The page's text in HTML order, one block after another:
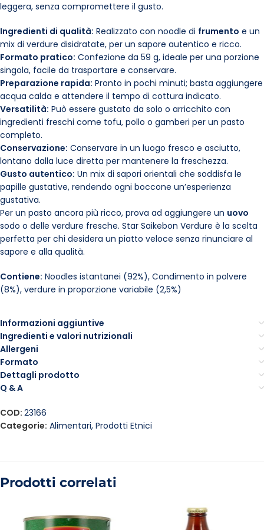
leggera, senza compromettere il gusto.
Ingredienti di qualità: Realizzato con noodle di frumento e un
mix di verdure disidratate, per un sapore autentico e ricco.
Formato pratico: Confezione da 59 g, ideale per una porzione
singola, facile da trasportare e conservare.
Preparazione rapida: Pronto in pochi minuti; basta aggiungere
acqua calda e attendere il tempo di cottura indicato.
Versatilità: Può essere gustato da solo o arricchito con
ingredienti freschi come tofu, pollo o gamberi per un pasto
completo.
Conservazione: Conservare in un luogo fresco e asciutto,
lontano dalla luce diretta per mantenere la freschezza.
Gusto autentico: Un mix di sapori orientali che soddisfa le
papille gustative, rendendo ogni boccone un’esperienza
gustativa.
Per un pasto ancora più ricco, prova ad aggiungere un uovo
sodo o delle verdure fresche. Star Saikebon Verdure è la scelta
perfetta per chi desidera un piatto veloce senza rinunciare al
sapore e alla qualità.
Contiene: Noodles istantanei (92%), Condimento in polvere
(8%), verdure in proporzione variabile (2,5%)
Informazioni aggiuntive
Ingredienti e valori nutrizionali
Allergeni
Formato
Dettagli prodotto
Q & A
COD: 23166
Categorie: Alimentari, Prodotti Etnici
Prodotti correlati